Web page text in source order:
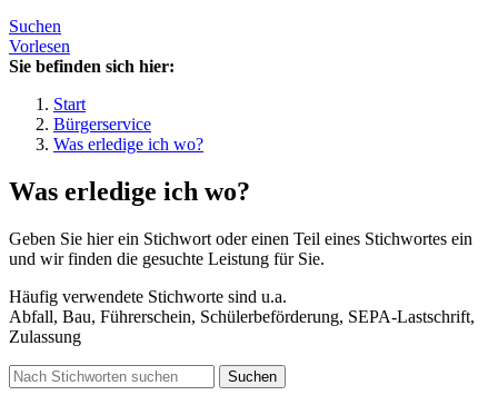
Suchen
Vorlesen
Sie befinden sich hier:
Start
Bürgerservice
Was erledige ich wo?
Was erledige ich wo?
Geben Sie hier ein Stichwort oder einen Teil eines Stichwortes ein
und wir finden die gesuchte Leistung für Sie.
Häufig verwendete Stichworte sind u.a.
Abfall, Bau, Führerschein, Schülerbeförderung, SEPA-Lastschrift,
Zulassung
Suchen